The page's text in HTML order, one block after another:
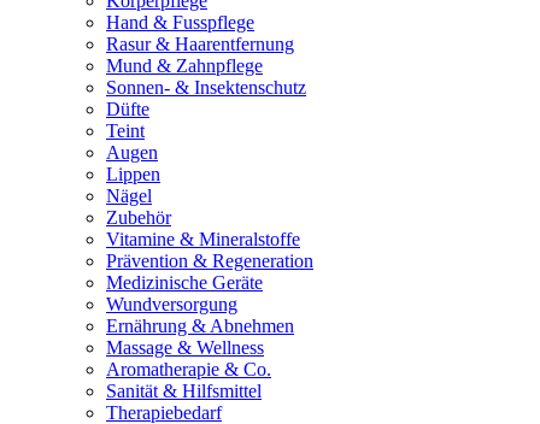
Hand & Fusspflege
Rasur & Haarentfernung
Mund & Zahnpflege
Sonnen- & Insektenschutz
Düfte
Teint
Augen
Lippen
Nägel
Zubehör
Vitamine & Mineralstoffe
Prävention & Regeneration
Medizinische Geräte
Wundversorgung
Ernährung & Abnehmen
Massage & Wellness
Aromatherapie & Co.
Sanität & Hilfsmittel
Therapiebedarf